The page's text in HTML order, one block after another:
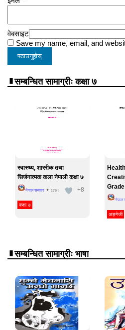
वेबसाइट
Save my name, email, and
सम्बन्धित सामाग्रीः कक्षा ७
स्वास्थ्य, शाररीक तथा
सिर्जनात्मक कला नेपाली कक्षा ७
नेपाल सरकार 179| +8
कक्षा ७
नेपाल
अङ्गेजी
सम्बन्धित सामाग्रीः भाषा